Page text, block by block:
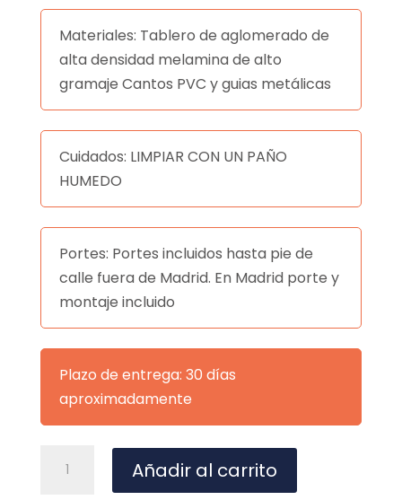
Materiales: Tablero de aglomerado de
alta densidad melamina de alto
gramaje Cantos PVC y guias metálicas
Cuidados: LIMPIAR CON UN PAÑO
HUMEDO
Portes: Portes incluidos hasta pie de
calle fuera de Madrid. En Madrid porte y
montaje incluido
Plazo de entrega: 30 días
aproximadamente
VICTORIA
Añadir al carrito